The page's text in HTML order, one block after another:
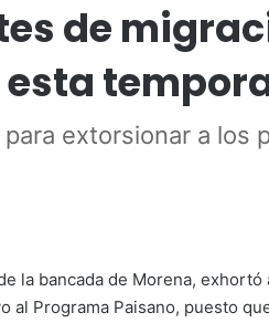
de
extorsionar a los
la bancada de Morena,
al Programa Paisano, puesto